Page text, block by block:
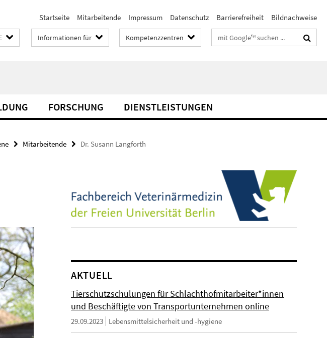
Startseite Mitarbeitende Impressum Datenschutz Barrierefreiheit Bildnachweise
Informationen für Kompetenzzentren Suchbegriffe
FORSCHUNG DIENSTLEISTUNGEN
Mitarbeitende Dr. Susann Langforth
AKTUELL
Tierschutzschulungen für Schlachthofmitarbeiter*innen
und Beschäftigte von Transportunternehmen online
29.09.2023 Lebensmittelsicherheit und -hygiene